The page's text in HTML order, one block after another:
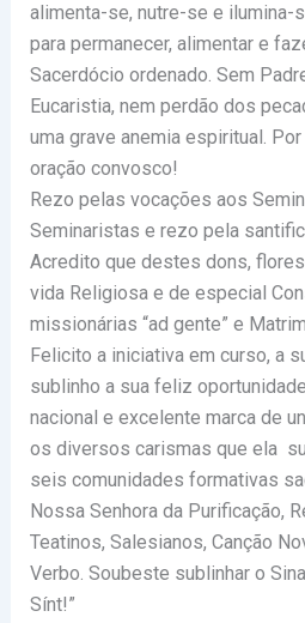
alimenta-se, nutre-se e ilumina-
para permanecer, alimentar e
Sacerdócio ordenado. Sem
Eucaristia, nem perdão dos
uma grave anemia espiritual.
oração convosco!
Rezo pelas vocações aos
Seminaristas e rezo pela
Acredito que destes dons,
vida Religiosa e de especial
missionárias “ad gente” e
Felicito a iniciativa em curso, a
sublinho a sua feliz
nacional e excelente marca de
os diversos carismas que ela
seis comunidades formativas
Nossa Senhora da Purificação,
Teatinos, Salesianos, Canção
Verbo. Soubeste sublinhar o
Sínt!”